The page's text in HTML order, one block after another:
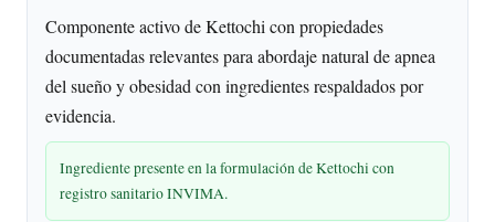
Componente activo de Kettochi con propiedades
documentadas relevantes para abordaje natural de apnea
del sueño y obesidad con ingredientes respaldados por
evidencia.
Ingrediente presente en la formulación de Kettochi con
registro sanitario INVIMA.